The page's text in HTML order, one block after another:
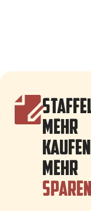
MEHR
MEHR
SPAREN